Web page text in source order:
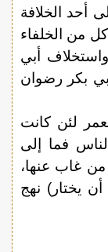
أحد الخلافة
من الخلفاء
واستخلاف أبي
بكر رضوان
لئن كانت
فما إلى
غاب عنها،
يختار) نهج